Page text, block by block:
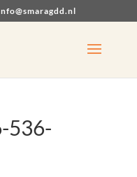
536-